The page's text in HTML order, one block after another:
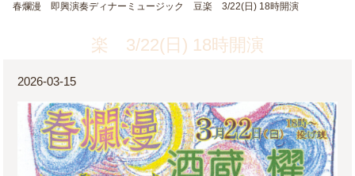
楽 3/22(日) 18時開演
春爛漫 即興演奏ディナーミュージック 豆楽 3/22(日) 18時開演
2026-03-15